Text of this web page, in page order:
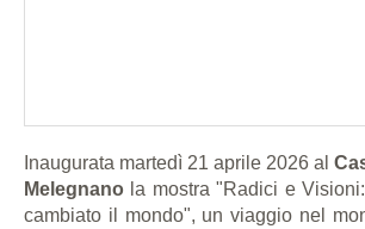
Inaugurata martedì 21 aprile 2026 al
Melegnano la mostra "Radici e
cambiato il mondo", un viaggio nel